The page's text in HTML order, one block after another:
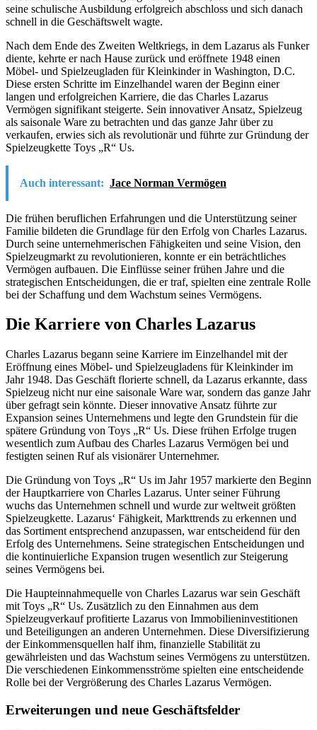
seine schulische Ausbildung erfolgreich abschloss und sich danach
schnell in die Geschäftswelt wagte.
Nach dem Ende des Zweiten Weltkriegs, in dem Lazarus als Funker
diente, kehrte er nach Hause zurück und eröffnete 1948 einen
Möbel- und Spielzeugladen für Kleinkinder in Washington, D.C.
Diese ersten Schritte im Einzelhandel waren der Beginn einer
langen und erfolgreichen Karriere, die das Charles Lazarus
Vermögen signifikant steigerte. Sein innovativer Ansatz, Spielzeug
als saisonale Ware zu betrachten und das ganze Jahr über zu
verkaufen, erwies sich als revolutionär und führte zur Gründung der
Spielzeugkette Toys „R“ Us.
Auch interessant: Jace Norman Vermögen
Die frühen beruflichen Erfahrungen und die Unterstützung seiner
Familie bildeten die Grundlage für den Erfolg von Charles Lazarus.
Durch seine unternehmerischen Fähigkeiten und seine Vision, den
Spielzeugmarkt zu revolutionieren, konnte er ein beträchtliches
Vermögen aufbauen. Die Einflüsse seiner frühen Jahre und die
strategischen Entscheidungen, die er traf, spielten eine zentrale Rolle
bei der Schaffung und dem Wachstum seines Vermögens.
Die Karriere von Charles Lazarus
Charles Lazarus begann seine Karriere im Einzelhandel mit der
Eröffnung eines Möbel- und Spielzeugladens für Kleinkinder im
Jahr 1948. Das Geschäft florierte schnell, da Lazarus erkannte, dass
Spielzeug nicht nur eine saisonale Ware war, sondern das ganze Jahr
über gefragt sein könnte. Dieser innovative Ansatz führte zur
Expansion seines Unternehmens und legte den Grundstein für die
spätere Gründung von Toys „R“ Us. Diese frühen Erfolge trugen
wesentlich zum Aufbau des Charles Lazarus Vermögen bei und
festigten seinen Ruf als visionärer Unternehmer.
Die Gründung von Toys „R“ Us im Jahr 1957 markierte den Beginn
der Hauptkarriere von Charles Lazarus. Unter seiner Führung
wuchs das Unternehmen schnell und wurde zur weltweit größten
Spielzeugkette. Lazarus‘ Fähigkeit, Markttrends zu erkennen und
das Sortiment entsprechend anzupassen, war entscheidend für den
Erfolg des Unternehmens. Seine strategischen Entscheidungen und
die kontinuierliche Expansion trugen wesentlich zur Steigerung
seines Vermögens bei.
Die Haupteinnahmequelle von Charles Lazarus war sein Geschäft
mit Toys „R“ Us. Zusätzlich zu den Einnahmen aus dem
Spielzeugverkauf profitierte Lazarus von Immobilieninvestitionen
und Beteiligungen an anderen Unternehmen. Diese Diversifizierung
der Einkommensquellen half ihm, finanzielle Stabilität zu
gewährleisten und das Wachstum seines Vermögens zu unterstützen.
Die verschiedenen Einkommensströme spielten eine entscheidende
Rolle bei der Vergrößerung des Charles Lazarus Vermögen.
Erweiterungen und neue Geschäftsfelder